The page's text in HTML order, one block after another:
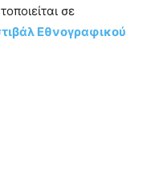
σε
Εθνογραφικού